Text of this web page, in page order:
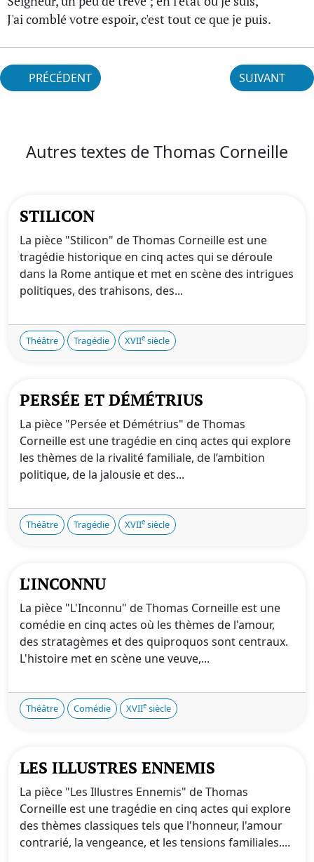
J'ai comblé votre espoir, c'est tout ce que je puis.
PRÉCÉDENT SUIVANT
Autres textes de Thomas Corneille
STILICON
La pièce "Stilicon" de Thomas Corneille est une
tragédie historique en cinq actes qui se déroule
dans la Rome antique et met en scène des intrigues
politiques, des trahisons, des...
Théâtre Tragédie XVIIe siècle
PERSÉE ET DÉMÉTRIUS
La pièce "Persée et Démétrius" de Thomas
Corneille est une tragédie en cinq actes qui explore
les thèmes de la rivalité familiale, de l’ambition
politique, de la jalousie et des...
Théâtre Tragédie XVIIe siècle
L'INCONNU
La pièce "L'Inconnu" de Thomas Corneille est une
comédie en cinq actes où les thèmes de l'amour,
des stratagèmes et des quiproquos sont centraux.
L'histoire met en scène une veuve,...
Théâtre Comédie XVIIe siècle
LES ILLUSTRES ENNEMIS
La pièce "Les Illustres Ennemis" de Thomas
Corneille est une tragédie en cinq actes qui explore
des thèmes classiques tels que l'honneur, l'amour
contrarié, la vengeance, et les tensions familiales....